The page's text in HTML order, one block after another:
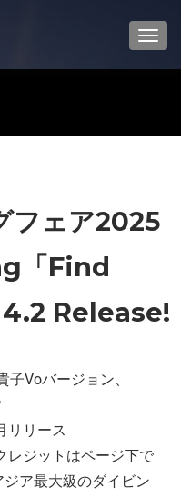
フェア2025
「Find
Release!
Voバージョン、
リリース
レジットはページ下で
ア最大級のダイビン